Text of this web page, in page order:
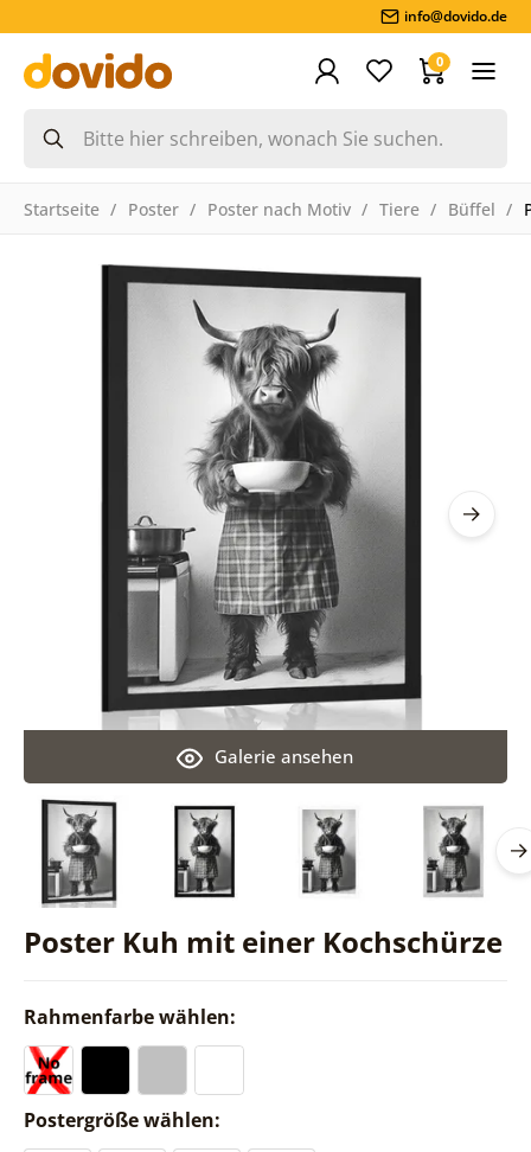
info@dovido.de
0
Startseite Poster Poster nach Motiv Tiere Büffel
Poster Kuh mit einer Kochschürze
Galerie ansehen
Rahmenfarbe wählen:
Postergröße wählen: